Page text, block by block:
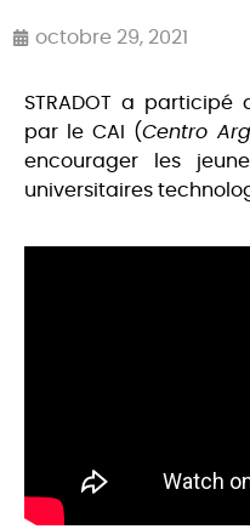
octobre 29, 2021
STRADOT a participé
par le CAI (Centro
encourager les
universitaires